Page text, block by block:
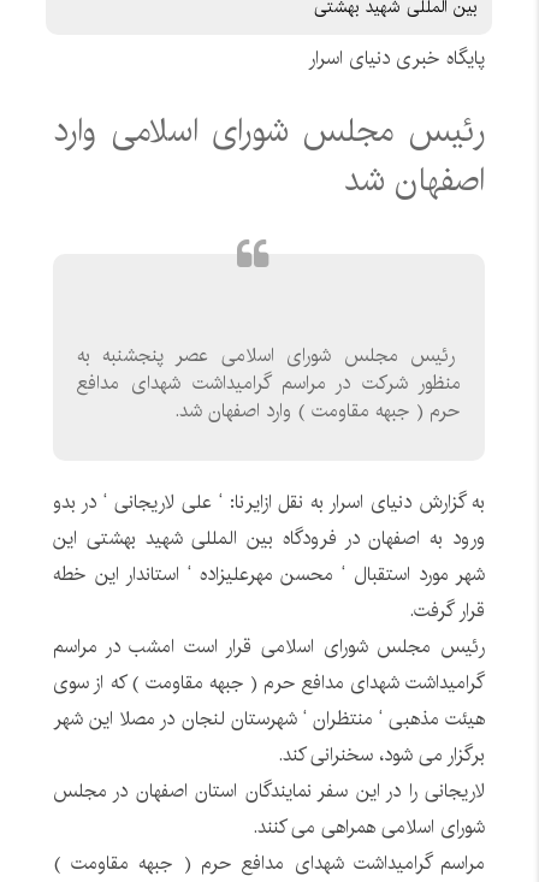
بین المللی شهید بهشتی
پایگاه خبری دنیای اسرار
رئیس مجلس شورای اسلامی وارد
اصفهان شد
رئیس مجلس شورای اسلامی عصر پنجشنبه به
منظور شرکت در مراسم گرامیداشت شهدای مدافع
حرم ( جبهه مقاومت ) وارد اصفهان شد.
به گزارش دنیای اسرار به نقل ازایرنا: ‘ علی لاریجانی ‘ در بدو
ورود به اصفهان در فرودگاه بین المللی شهید بهشتی این
شهر مورد استقبال ‘ محسن مهرعلیزاده ‘ استاندار این خطه
قرار گرفت.
رئیس مجلس شورای اسلامی قرار است امشب در مراسم
گرامیداشت شهدای مدافع حرم ( جبهه مقاومت ) که از سوی
هیئت مذهبی ‘ منتظران ‘ شهرستان لنجان در مصلا این شهر
برگزار می شود، سخنرانی کند.
لاریجانی را در این سفر نمایندگان استان اصفهان در مجلس
شورای اسلامی همراهی می کنند.
مراسم گرامیداشت شهدای مدافع حرم ( جبهه مقاومت )